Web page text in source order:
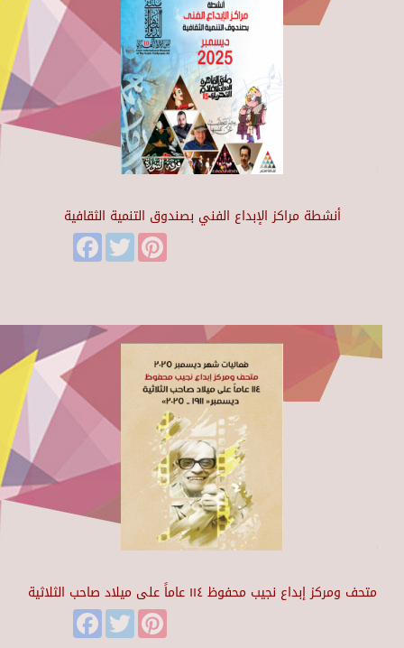
أنشطة مراكز الإبداع الفني بصندوق التنمية الثقافية
FacebookTwitter
متحف ومركز إبداع نجيب محفوظ ١١٤ عاماً على ميلاد صاحب الثلاثية
FacebookTwitter